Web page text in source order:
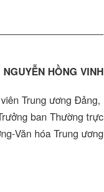
HỒNG VINH
Trung ương Đảng,
ban Thường trực
Văn hóa Trung ương